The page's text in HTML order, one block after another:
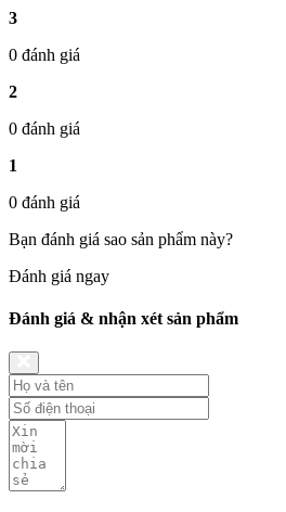
3
0 đánh giá
2
0 đánh giá
1
0 đánh giá
Bạn đánh giá sao sản phẩm này?
Đánh giá ngay
Đánh giá & nhận xét sản phẩm